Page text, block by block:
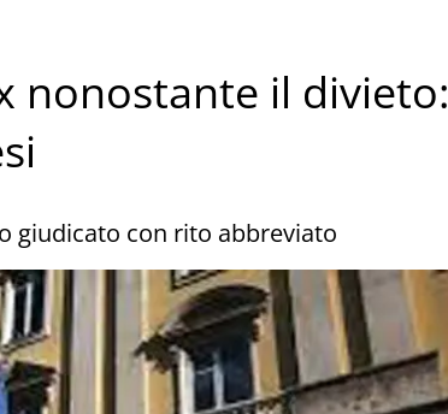
nonostante il divieto:
giudicato con rito abbreviato